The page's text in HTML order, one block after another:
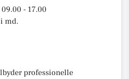
- 17.00
md.
professionelle